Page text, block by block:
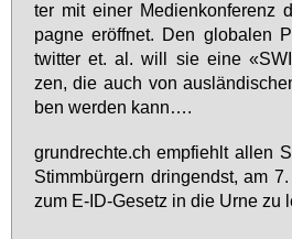
ter mit ei­ner Me­di­en­kon­fe­renz
pa­gne er­öff­net. Den glo­ba­len
twit­ter et. al. will sie ei­ne
zen, die auch von
ben wer­den kann….
grund­rech­te.ch emp­fiehlt al­len
Stimm­bür­gern drin­gendst, am
zum E-ID-Ge­setz in die Ur­ne zu